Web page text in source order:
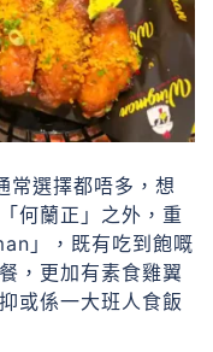
常選擇都唔多，想
何蘭正」之外，重
」，既有吃到飽嘅
，更加有素食雞翼
或係一大班人食飯